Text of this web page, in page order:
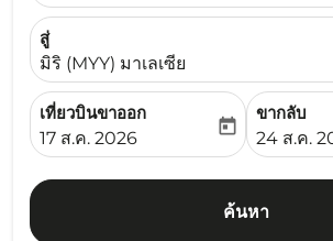
สู่
มิริ (MYY) มาเลเซีย
เที่ยวบินขาออก
fc-booking-departure-date-aria-
17 ส.ค. 2026
today
ขากลับ
fc-
24 ส.ค.
ค้นหา